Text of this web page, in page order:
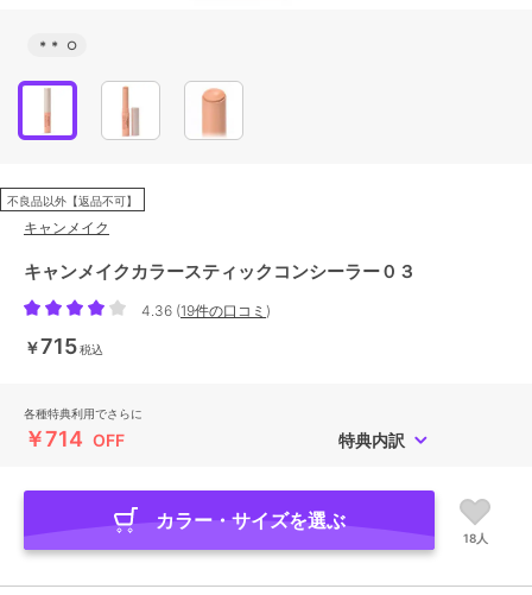
＊＊ ○
不良品以外【返品不可】
キャンメイク
キャンメイクカラースティックコンシーラー０３
4.36 (19件の口コミ )
￥715税込
各種特典利用でさらに
￥714 OFF 特典内訳
カラー・サイズを選ぶ
18人